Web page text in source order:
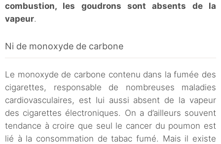
combustion, les goudrons sont absents de la
vapeur.
Ni de monoxyde de carbone
Le monoxyde de carbone contenu dans la fumée des
cigarettes, responsable de nombreuses maladies
cardiovasculaires, est lui aussi absent de la vapeur
des cigarettes électroniques. On a d’ailleurs souvent
tendance à croire que seul le cancer du poumon est
lié à la consommation de tabac fumé. Mais il existe